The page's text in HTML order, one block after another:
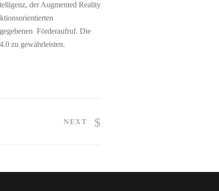
der Augmented Reality
Förderaufruf. Die
zu gewährleisten.
NEXT